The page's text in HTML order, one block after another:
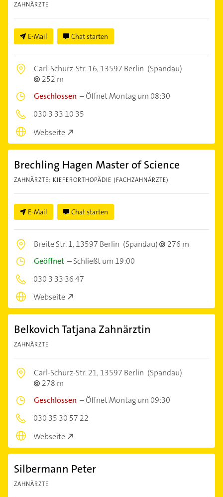
ZAHNÄRZTE
E-Mail Chat starten
Carl-Schurz-Str. 16,13597 Berlin (Spandau)
252 m
Geschlossen –Öffnet Montag um 08:30
030 3 33 10 35
Webseite
Brechling Hagen Master of Science
ZAHNÄRZTE: KIEFERORTHOPÄDIE (FACHZAHNÄRZTE)
E-Mail Chat starten
Breite Str. 1,13597 Berlin (Spandau)
276 m
Geöffnet –Schließt um 19:00
030 3 33 36 47
Webseite
Belkovich Tatjana Zahnärztin
ZAHNÄRZTE
Carl-Schurz-Str. 21,13597 Berlin (Spandau)
278 m
Geschlossen –Öffnet Montag um 09:30
030 35 30 57 22
Webseite
Silbermann Peter
ZAHNÄRZTE